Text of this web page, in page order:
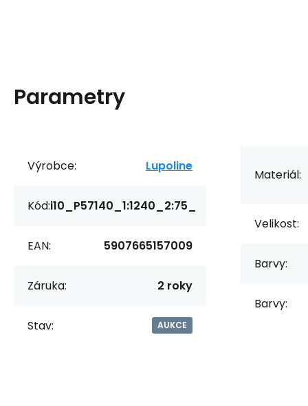
Parametry
Výrobce: Lupoline
Kód:i10_P57140_1:1240_2:75_
EAN: 5907665157009
Záruka: 2 roky
Stav: AUKCE
Materiál:
Velikost:
Barvy:
Barvy: